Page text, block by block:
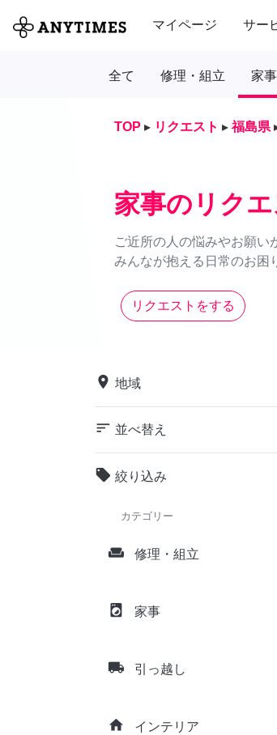
マイページ サー
全て 修理・組立 家事
TOP ▸ リクエスト ▸ 福島県
家事のリクエ
ご近所の人の悩みやお願い
みんなが抱える日常のお困
リクエストをする
place 地域
sort 並べ替え
local_offer 絞り込み
カテゴリー
weekend 修理・組立
local_laundry_service 家事
local_shipping 引っ越し
home インテリア